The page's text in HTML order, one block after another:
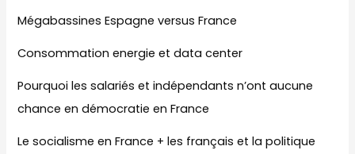
Mégabassines Espagne versus France
Consommation energie et data center
Pourquoi les salariés et indépendants n’ont aucune
chance en démocratie en France
Le socialisme en France + les français et la politique